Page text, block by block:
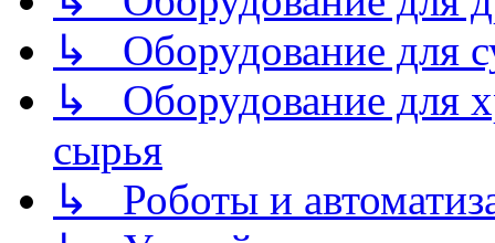
↳ Оборудование для
↳ Оборудование для
сырья
↳ Роботы и